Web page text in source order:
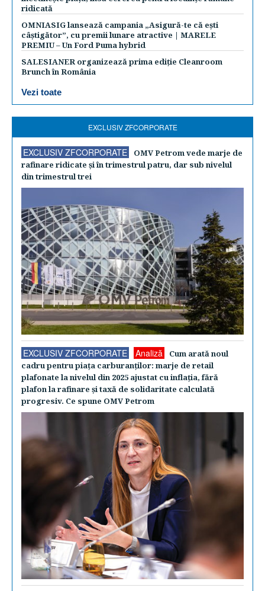
ridicată
OMNIASIG lansează campania „Asigură-te că ești
câștigător”, cu premii lunare atractive | MARELE
PREMIU – Un Ford Puma hybrid
SALESIANER organizează prima ediție Cleanroom
Brunch în România
Vezi toate
EXCLUSIV ZFCORPORATE
EXCLUSIV ZFCORPORATE
OMV Petrom vede marje de
rafinare ridicate şi în trimestrul patru, dar sub nivelul
din trimestrul trei
EXCLUSIV ZFCORPORATE Analiză
Cum arată noul
cadru pentru piaţa carburanţilor: marje de retail
plafonate la nivelul din 2025 ajustat cu inflaţia, fără
plafon la rafinare şi taxă de solidaritate calculată
progresiv. Ce spune OMV Petrom